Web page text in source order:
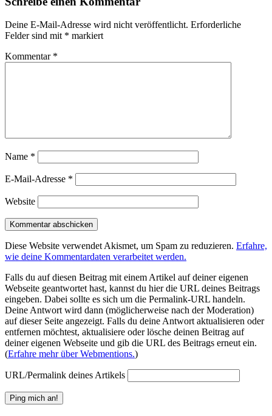
Deine E-Mail-Adresse wird nicht veröffentlicht. Erforderliche
Felder sind mit * markiert
Kommentar *
Name *
E-Mail-Adresse *
Website
Diese Website verwendet Akismet, um Spam zu reduzieren. Erfahre,
wie deine Kommentardaten verarbeitet werden.
Falls du auf diesen Beitrag mit einem Artikel auf deiner eigenen
Webseite geantwortet hast, kannst du hier die URL deines Beitrags
eingeben. Dabei sollte es sich um die Permalink-URL handeln.
Deine Antwort wird dann (möglicherweise nach der Moderation)
auf dieser Seite angezeigt. Falls du deine Antwort aktualisieren oder
entfernen möchtest, aktualisiere oder lösche deinen Beitrag auf
deiner eigenen Webseite und gib die URL des Beitrags erneut ein.
(Erfahre mehr über Webmentions.)
URL/Permalink deines Artikels